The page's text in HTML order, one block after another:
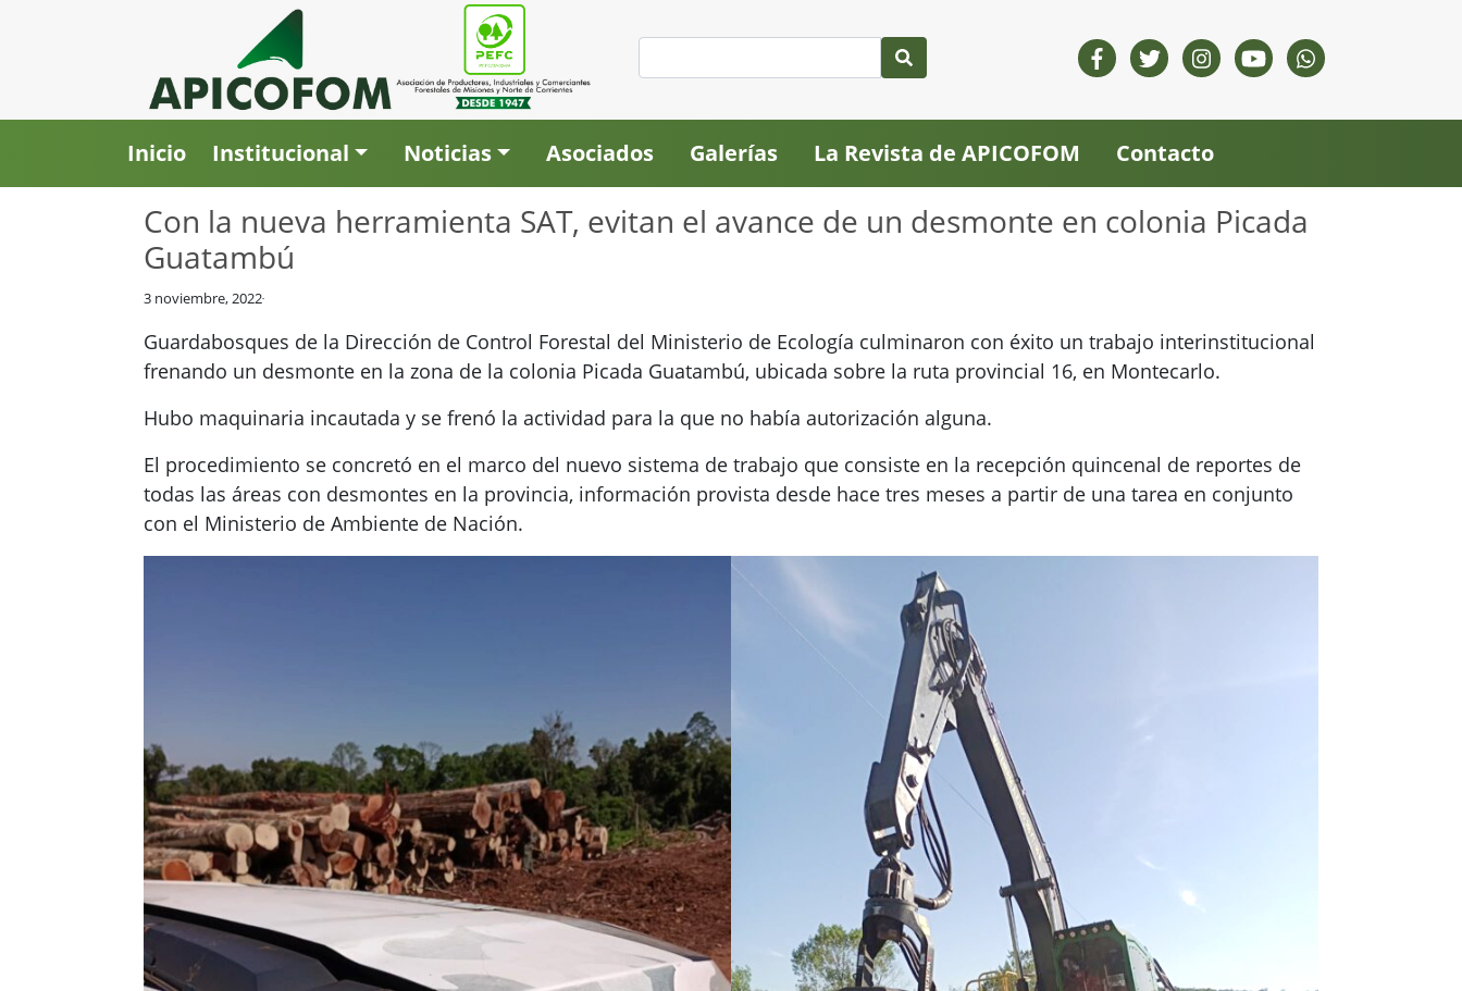
Inicio Institucional Noticias Asociados Galerías La Revista de APICOFOM Contacto
Con la nueva herramienta SAT, evitan el avance de un desmonte en colonia Picada
Guatambú
3 noviembre, 2022
Guardabosques de la Dirección de Control Forestal del Ministerio de Ecología culminaron con éxito un trabajo interinstitucional
frenando un desmonte en la zona de la colonia Picada Guatambú, ubicada sobre la ruta provincial 16, en Montecarlo.
Hubo maquinaria incautada y se frenó la actividad para la que no había autorización alguna.
El procedimiento se concretó en el marco del nuevo sistema de trabajo que consiste en la recepción quincenal de reportes de
todas las áreas con desmontes en la provincia, información provista desde hace tres meses a partir de una tarea en conjunto
con el Ministerio de Ambiente de Nación.